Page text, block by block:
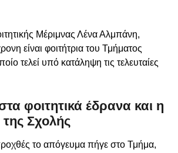
Μέριμνας Λένα Αλμπάνη,
είναι φοιτήτρια του Τμήματος
τελεί υπό κατάληψη τις τελευταίες
φοιτητικά έδρανα και η
Σχολής
το απόγευμα πήγε στο Τμήμα,